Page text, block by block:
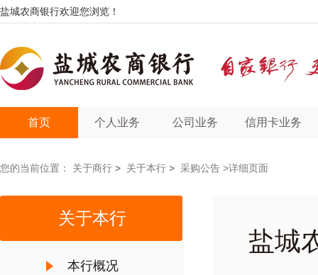
盐城农商银行欢迎您浏览！
首页 个人业务 公司业务 信用卡业务
关于本行
本行概况
您的当前位置： 关于商行 > 关于本行 > 采购公告 >详细页面
盐城